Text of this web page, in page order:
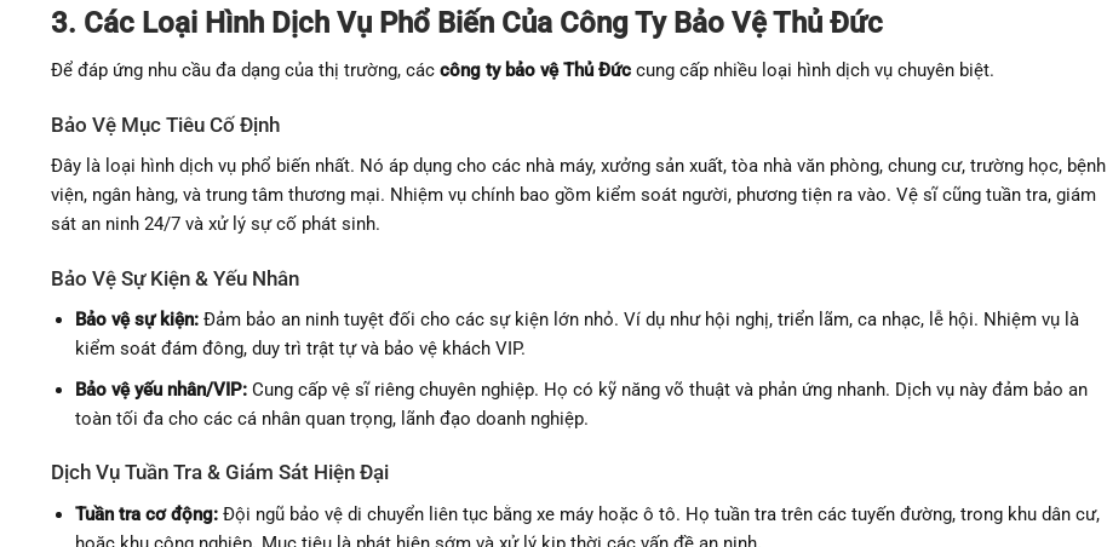
3. Các Loại Hình Dịch Vụ Phổ Biến Của Công Ty Bảo Vệ Thủ Đức
Để đáp ứng nhu cầu đa dạng của thị trường, các công ty bảo vệ Thủ Đức cung cấp nhiều loại hình dịch vụ chuyên biệt.
Bảo Vệ Mục Tiêu Cố Định
Đây là loại hình dịch vụ phổ biến nhất. Nó áp dụng cho các nhà máy, xưởng sản xuất, tòa nhà văn phòng, chung cư, trường học, bệnh
viện, ngân hàng, và trung tâm thương mại. Nhiệm vụ chính bao gồm kiểm soát người, phương tiện ra vào. Vệ sĩ cũng tuần tra, giám
sát an ninh 24/7 và xử lý sự cố phát sinh.
Bảo Vệ Sự Kiện & Yếu Nhân
Bảo vệ sự kiện:Đảm bảo an ninh tuyệt đối cho các sự kiện lớn nhỏ. Ví dụ như hội nghị, triển lãm, ca nhạc, lễ hội. Nhiệm vụ là
kiểm soát đám đông, duy trì trật tự và bảo vệ khách VIP.
Bảo vệ yếu nhân/VIP:Cung cấp vệ sĩ riêng chuyên nghiệp. Họ có kỹ năng võ thuật và phản ứng nhanh. Dịch vụ này đảm bảo an
toàn tối đa cho các cá nhân quan trọng, lãnh đạo doanh nghiệp.
Dịch Vụ Tuần Tra & Giám Sát Hiện Đại
Tuần tra cơ động:Đội ngũ bảo vệ di chuyển liên tục bằng xe máy hoặc ô tô. Họ tuần tra trên các tuyến đường, trong khu dân cư,